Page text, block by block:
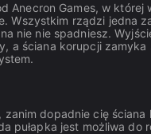
Anecron Games, w
Wszystkim rządzi jedna
nie nie spadniesz.
a ściana korupcji
dopadnie cię
pułapka jest możliwa